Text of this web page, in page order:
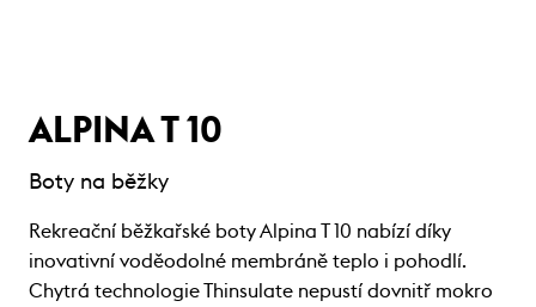
ALPINA T 10
Boty na běžky
Rekreační běžkařské boty Alpina T 10 nabízí díky
inovativní voděodolné membráně teplo i pohodlí.
Chytrá technologie Thinsulate nepustí dovnitř mokro